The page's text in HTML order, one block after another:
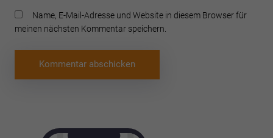
Name, E-Mail-Adresse und Website in diesem Browser für
meinen nächsten Kommentar speichern.